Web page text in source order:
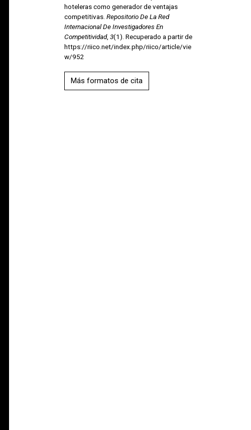
hoteleras como generador de ventajas
competitivas. Repositorio De La Red
Internacional De Investigadores En
Competitividad, 3(1). Recuperado a partir de
https://riico.net/index.php/riico/article/vie
w/952
Más formatos de cita